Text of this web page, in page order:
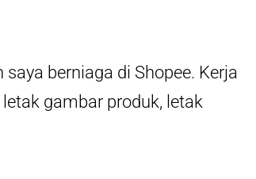
berniaga di Shopee. Kerja
gambar produk, letak